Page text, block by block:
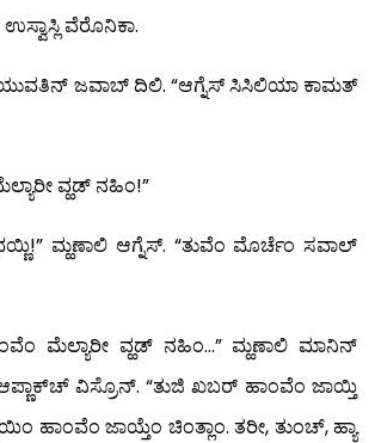
ವೆರೊನಿಕಾ.
ಯುವತಿನ್ ಜವಾಬ್ ದಿಲಿ. “ಆಗ್ನೆಸ್ ಸಿಸಿಲಿಯಾ ಕಾಮತ್
ವ್ಹಡ್ ನಹಿಂ!”
ಮ್ಹಣಾಲಿ ಆಗ್ನೆಸ್. “ತುವೆಂ ಮೊರ್ಚೆಂ ಸವಾಲ್
ಮೆಲ್ಯಾರೀ ವ್ಹಡ್ ನಹಿಂ…” ಮ್ಹಣಾಲಿ ಮಾನಿನ್
ವಿಸ್ರೊನ್. “ತುಜಿ ಖಬರ್ ಹಾಂವೆಂ ಜಾಯ್ತಿ
ಹಾಂವೆಂ ಜಾಯ್ತೆಂ ಚಿಂತ್ಲಾಂ. ತರೀ, ತುಂಚ್, ಹ್ಯಾ